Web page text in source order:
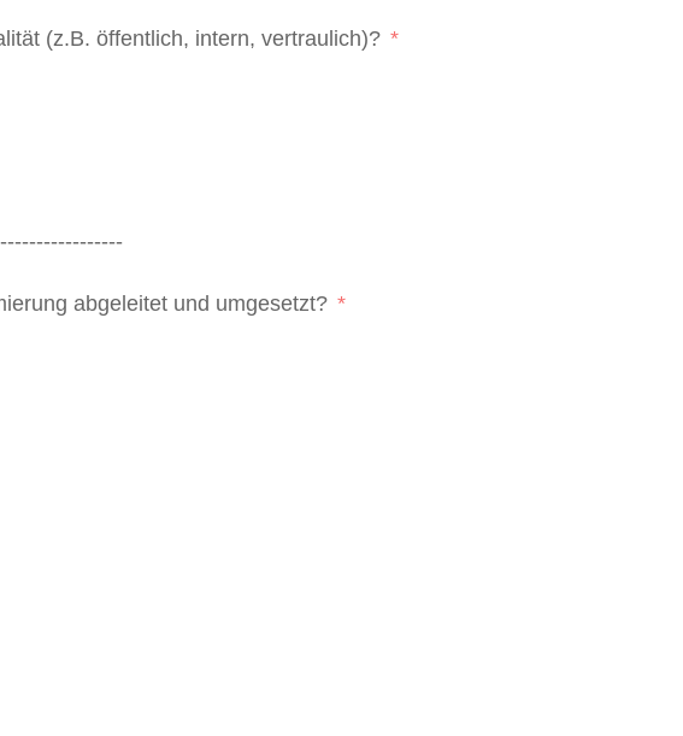
(z.B. öffentlich, intern, vertraulich)?
abgeleitet und umgesetzt?